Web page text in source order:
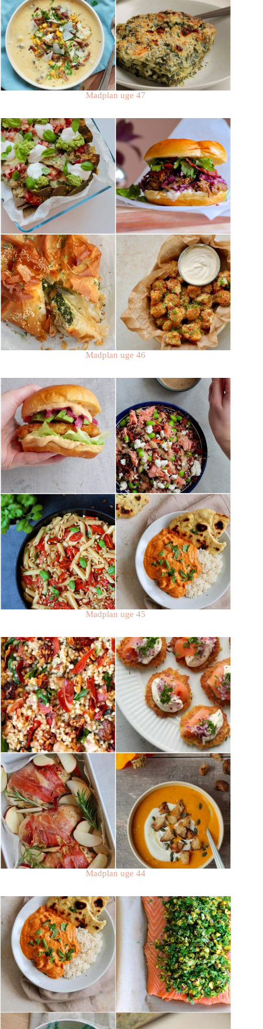
Madplan uge 47
Madplan uge 46
Madplan uge 45
Madplan uge 44